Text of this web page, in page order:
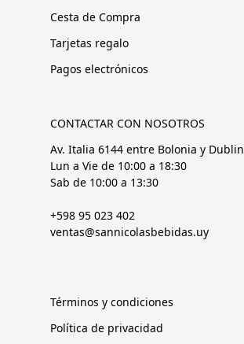
Cesta de Compra
Tarjetas regalo
Pagos electrónicos
CONTACTAR CON NOSOTROS
Av. Italia 6144 entre Bolonia y Dublin
Lun a Vie de 10:00 a 18:30
Sab de 10:00 a 13:30
+598 95 023 402
ventas@sannicolasbebidas.uy
Términos y condiciones
Política de privacidad